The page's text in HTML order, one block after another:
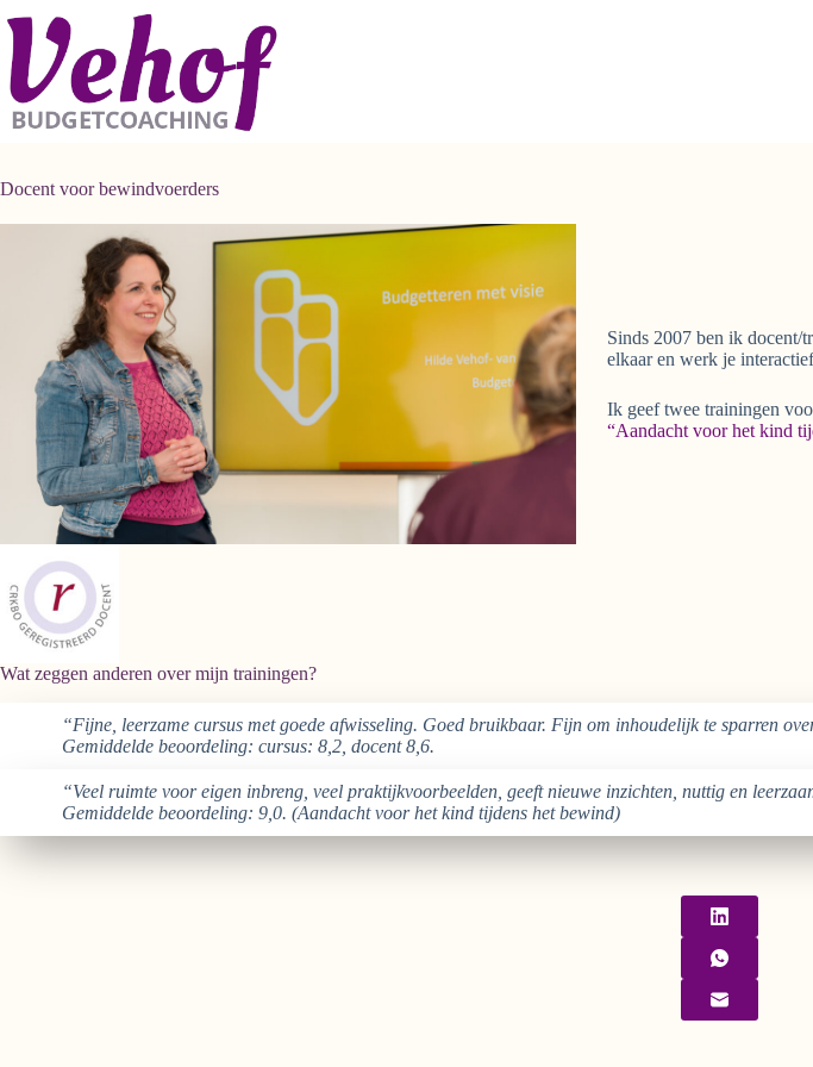
naar
de
inhoud
Docent voor bewindvoerders
Sinds 2007 ben ik docent/
elkaar en werk je
Ik geef twee trainingen
“Aandacht voor het kind
Wat zeggen anderen over mijn trainingen?
“Fijne, leerzame cursus met goede afwisseling. Goed bruikbaar. Fijn om inhoudelijk te sparren
Gemiddelde beoordeling: cursus: 8,2, docent 8,6.
“Veel ruimte voor eigen inbreng, veel praktijkvoorbeelden, geeft nieuwe inzichten, nuttig en
Gemiddelde beoordeling: 9,0. (Aandacht voor het kind tijdens het bewind)